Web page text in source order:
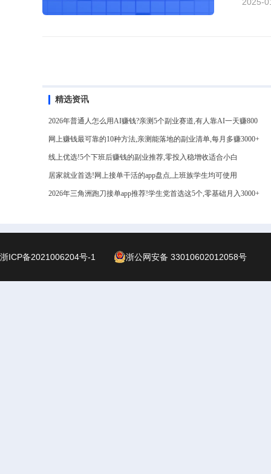
频也能
精选资讯
2026年普通人怎么用AI赚钱?亲测5个副业赛道,有人靠AI一天赚800
网上赚钱最可靠的10种方法,亲测能落地的副业清单,每月多赚3000+
线上优选!5个下班后赚钱的副业推荐,零投入稳增收适合小白
居家就业首选!网上接单干活的app盘点,上班族学生均可使用
2026年三角洲跑刀接单app推荐!学生党首选这5个,零基础月入3000+
浙ICP备2021006204号-1 浙公网安备 33010602012058号